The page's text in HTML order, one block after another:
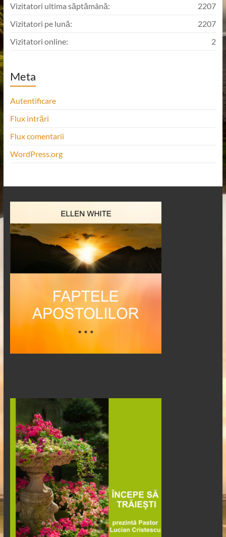
2207
Vizitatori ultima săptămână:
2207
Vizitatori pe lună:
2
Vizitatori online:
Meta
Autentificare
Flux intrări
Flux comentarii
WordPress.org